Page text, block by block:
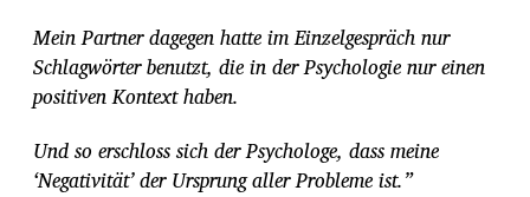
Mein Partner dagegen hatte im Einzelgespräch nur
Schlagwörter benutzt, die in der Psychologie nur einen
positiven Kontext haben.
Und so erschloss sich der Psychologe, dass meine
‘Negativität’ der Ursprung aller Probleme ist.”